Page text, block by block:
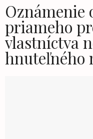
Oznámenie
priameho
vlastníctva
hnuteľného